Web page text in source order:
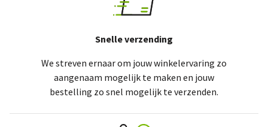
Snelle verzending
We streven ernaar om jouw winkelervaring zo
aangenaam mogelijk te maken en jouw
bestelling zo snel mogelijk te verzenden.